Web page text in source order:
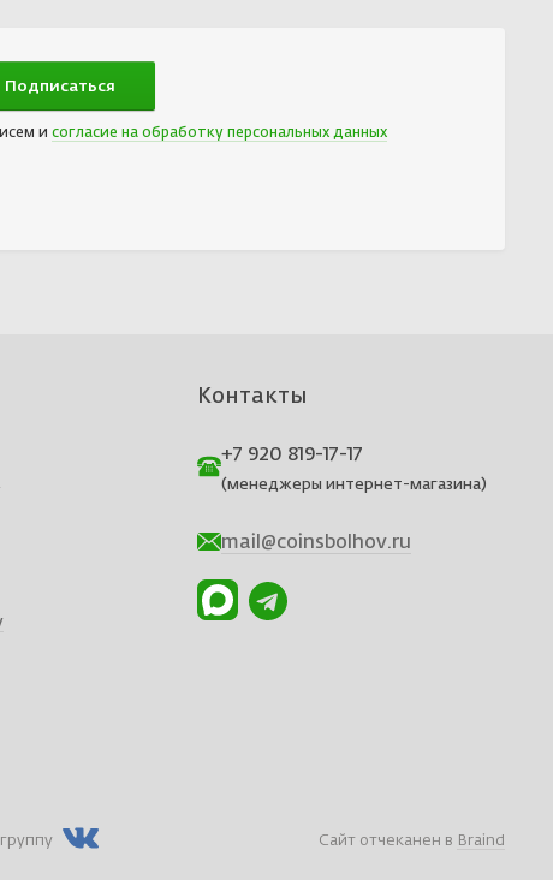
и согласие на обработку персональных данных
Контакты
+7 920 819-17-17
(менеджеры интернет-магазина)
mail@coinsbolhov.ru
Сайт отчеканен в Braind